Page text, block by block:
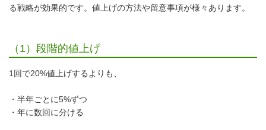
る戦略が効果的です。値上げの方法や留意事項が様々あります。
（1）段階的値上げ
1回で20%値上げするよりも、
・半年ごとに5%ずつ
・年に数回に分ける